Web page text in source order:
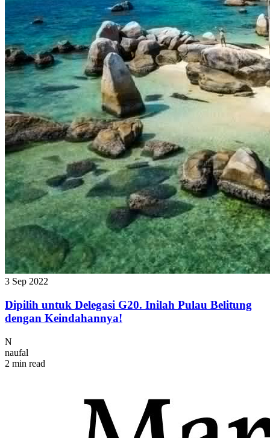
3 Sep 2022
Dipilih untuk Delegasi G20. Inilah Pulau Belitung
dengan Keindahannya!
N
naufal
2 min read